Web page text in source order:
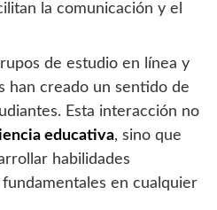
la comunicación y el
de estudio en línea y
han creado un sentido de
Esta interacción no
educativa, sino que
habilidades
en cualquier